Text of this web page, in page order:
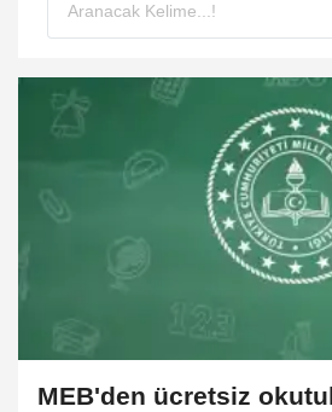
MEB'den ücretsiz